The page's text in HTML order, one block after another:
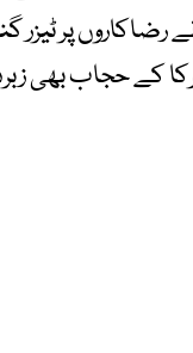
پر ٹیزر
کے حجاب بھی